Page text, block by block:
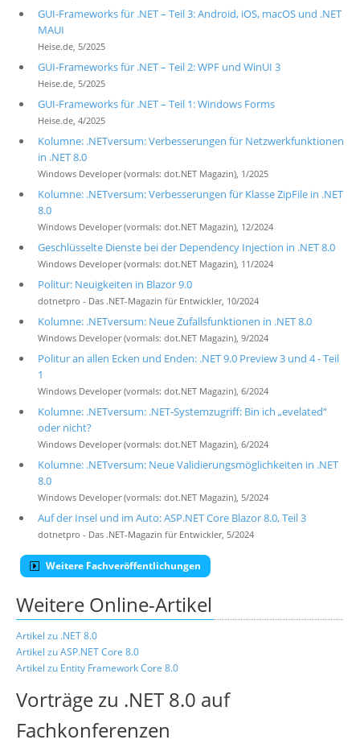
GUI-Frameworks für .NET – Teil 3: Android, iOS, macOS und .NET
MAUI
Heise.de, 5/2025
GUI-Frameworks für .NET – Teil 2: WPF und WinUI 3
Heise.de, 5/2025
GUI-Frameworks für .NET – Teil 1: Windows Forms
Heise.de, 4/2025
Kolumne: .NETversum: Verbesserungen für Netzwerkfunktionen
in .NET 8.0
Windows Developer (vormals: dot.NET Magazin), 1/2025
Kolumne: .NETversum: Verbesserungen für Klasse ZipFile in .NET
8.0
Windows Developer (vormals: dot.NET Magazin), 12/2024
Geschlüsselte Dienste bei der Dependency Injection in .NET 8.0
Windows Developer (vormals: dot.NET Magazin), 11/2024
Politur: Neuigkeiten in Blazor 9.0
dotnetpro - Das .NET-Magazin für Entwickler, 10/2024
Kolumne: .NETversum: Neue Zufallsfunktionen in .NET 8.0
Windows Developer (vormals: dot.NET Magazin), 9/2024
Politur an allen Ecken und Enden: .NET 9.0 Preview 3 und 4 - Teil
1
Windows Developer (vormals: dot.NET Magazin), 6/2024
Kolumne: .NETversum: .NET-Systemzugriff: Bin ich „evelated“
oder nicht?
Windows Developer (vormals: dot.NET Magazin), 6/2024
Kolumne: .NETversum: Neue Validierungsmöglichkeiten in .NET
8.0
Windows Developer (vormals: dot.NET Magazin), 5/2024
Auf der Insel und im Auto: ASP.NET Core Blazor 8.0, Teil 3
dotnetpro - Das .NET-Magazin für Entwickler, 5/2024
Weitere Fachveröffentlichungen
Weitere Online-Artikel
Artikel zu .NET 8.0
Artikel zu ASP.NET Core 8.0
Artikel zu Entity Framework Core 8.0
Vorträge zu .NET 8.0 auf
Fachkonferenzen